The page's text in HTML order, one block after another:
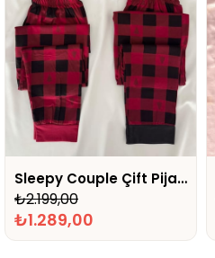
Sleepy Couple Çift Pijaması
₺1.289,00
₺2.199,00